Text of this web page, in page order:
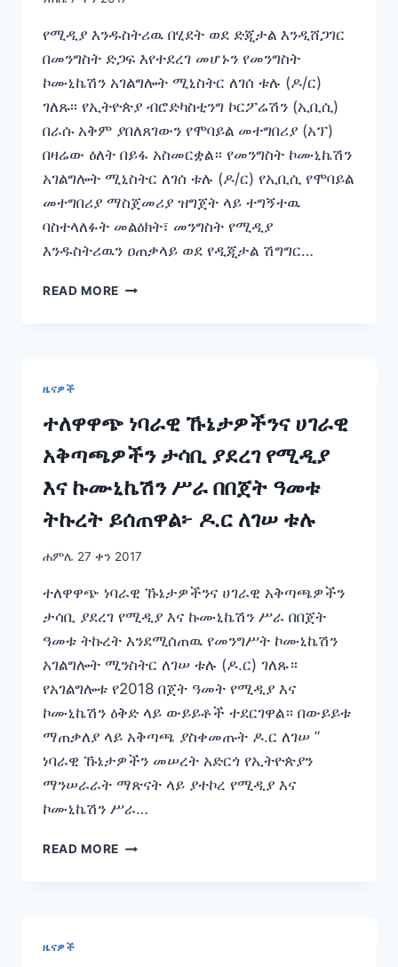
የሚዲያ እንዱስትሪዉ በሂደት ወደ ድጂታል እንዲሸጋገር
በመንግስት ድጋፍ እየተደረገ መሆኑን የመንግስት
ኮሙኒኬሽን አገልግሎት ሚኒስትር ለገሰ ቱሉ (ዶ/ር)
ገለጹ፡፡ የኢትዮጵያ ብሮድካስቲንግ ኮርፖሬሽን (ኢቢሲ)
በራሱ አቅም ያበለጸገውን የሞባይል መተግበሪያ (አፕ)
በዛሬው ዕለት በይፋ አስመርቋል። የመንግስት ኮሙኒኬሽን
አገልግሎት ሚኒስትር ለገሰ ቱሉ (ዶ/ር) የኢቢሲ የሞባይል
መተግበሪያ ማስጀመሪያ ዝግጀት ላይ ተግኝተዉ
ባስተላለፉት መልዕክት፣ መንግስት የሚዲያ
እንዱስትሪዉን ዐጠቃላይ ወደ የዲጂታል ሽግግር…
READ MORE የሚዲያ
ነዉ
ዜናዎች
ተለዋዋጭ ነባራዊ ኹኔታዎችንና ሀገራዊ
አቅጣጫዎችን ታሳቢ ያደረገ የሚዲያ
እና ኩሙኒኬሽን ሥራ በበጀት ዓመቱ
ትኩረት ይሰጠዋል፦ ዶ.ር ለገሠ ቱሉ
ሐምሌ 27 ቀን 2017
ተለዋዋጭ ነባራዊ ኹኔታዎችንና ሀገራዊ አቅጣጫዎችን
ታሳቢ ያደረገ የሚዲያ እና ኩሙኒኬሽን ሥራ በበጀት
ዓመቱ ትኩረት እንደሚሰጠዉ የመንግሥት ኮሙኒኬሽን
አገልግሎት ሚንስትር ለገሠ ቱሉ (ዶ.ር) ገለጹ።
የአገልግሎቱ የ2018 በጀት ዓመት የሚዲያ እና
ኮሙኒኬሽን ዕቅድ ላይ ውይይቶች ተደርገዋል። በውይይቱ
ማጠቃለያ ላይ አቅጣጫ ያስቀመጡት ዶ.ር ለገሠ ”
ነባራዊ ኹኔታዎችን መሠረት አድርጎ የኢትዮጵያን
ማንሠራራት ማጽናት ላይ ያተኮረ የሚዲያ እና
ኮሙኒኬሽን ሥራ…
READ MORE ተለዋዋጭ
ዜናዎች